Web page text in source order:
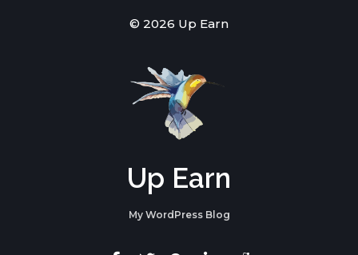
© 2026 Up Earn
Up Earn
My WordPress Blog